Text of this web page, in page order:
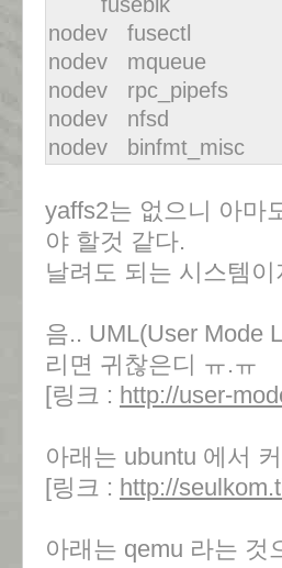
nodev fusectl
nodev mqueue
nodev rpc_pipefs
nodev nfsd
nodev binfmt_misc
yaffs2는 없으니 아마
야 할것 같다.
날려도 되는 시스템
음.. UML(User Mode
리면 귀찮은디 ㅠ.ㅠ
[링크 : http://user-
아래는 ubuntu 에서
[링크 : http://
아래는 qemu 라는 것